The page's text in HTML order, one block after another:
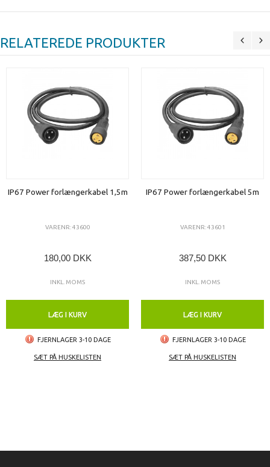
RELATEREDE PRODUKTER
IP67 Power forlængerkabel 1,5m
VARENR: 43600
180,00 DKK
INKL. MOMS
LÆG I KURV
FJERNLAGER 3-10 DAGE
SÆT PÅ HUSKELISTEN
IP67 Power forlængerkabel 5m
VARENR: 43601
387,50 DKK
INKL. MOMS
LÆG I KURV
FJERNLAGER 3-10 DAGE
SÆT PÅ HUSKELISTEN